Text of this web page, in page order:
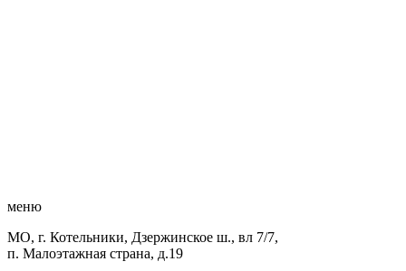
меню
МО, г. Котельники, Дзержинское ш., вл 7/7,
п. Малоэтажная страна, д.19